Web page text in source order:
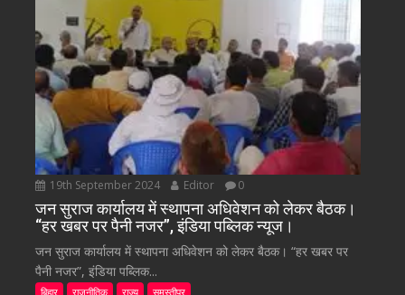
19th September 2024 Editor 0
जन सुराज कार्यालय में स्थापना अधिवेशन को लेकर बैठक।
“हर खबर पर पैनी नजर”, इंडिया पब्लिक न्यूज।
जन सुराज कार्यालय में स्थापना अधिवेशन को लेकर बैठक। “हर खबर पर
पैनी नजर”, इंडिया पब्लिक...
बिहार राजनीतिक राज्य समस्तीपुर